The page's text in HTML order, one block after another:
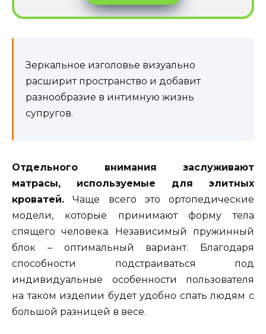
Зеркальное изголовье визуально
расширит пространство и добавит
разнообразие в интимную жизнь
супругов.
Отдельного внимания заслуживают
матрасы, используемые для элитных
кроватей. Чаще всего это ортопедические
модели, которые принимают форму тела
спящего человека. Независимый пружинный
блок – оптимальный вариант. Благодаря
способности подстраиваться под
индивидуальные особенности пользователя
на таком изделии будет удобно спать людям с
большой разницей в весе.